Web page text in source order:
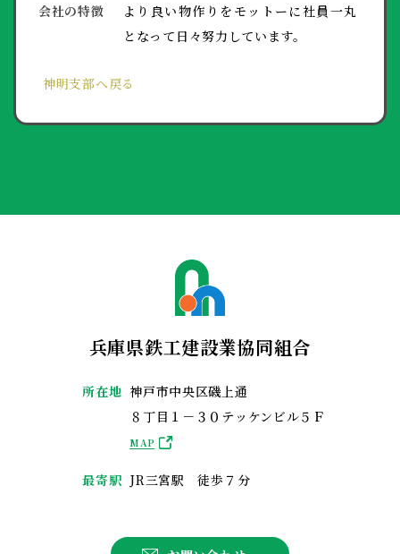
会社の特徴
より良い物作りをモットーに社員一丸
となって日々努力しています。
神明支部へ戻る
兵庫県鉄工建設業協同組合
所在地 神戸市中央区磯上通
８丁目１－３０テッケンビル５Ｆ
MAP
最寄駅 JR三宮駅 徒歩７分